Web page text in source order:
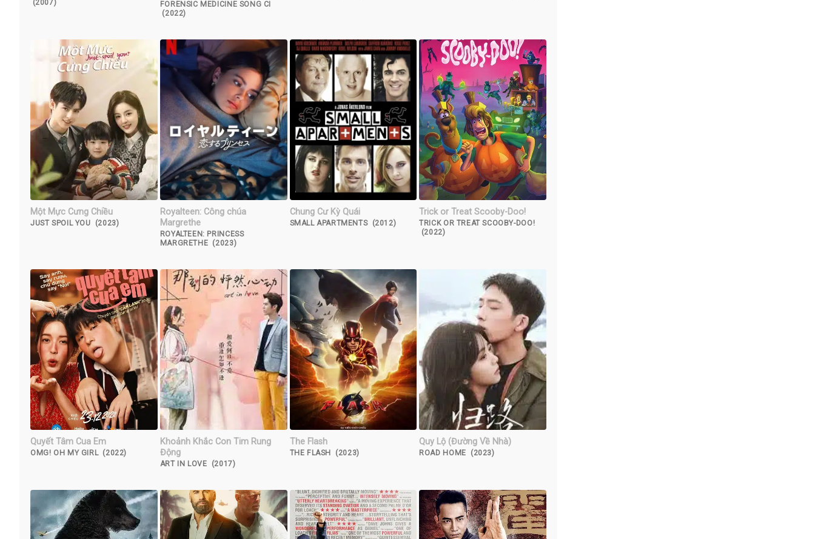
(2007)
FORENSIC MEDICINE SONG CI
(2022)
Một Mực Cưng Chiều
JUST SPOIL YOU (2023)
Royalteen: Công chúa
Margrethe
ROYALTEEN: PRINCESS
MARGRETHE (2023)
Chung Cư Kỳ Quái
SMALL APARTMENTS (2012)
Trick or Treat Scooby-Doo!
TRICK OR TREAT SCOOBY-DOO!
(2022)
Quyết Tâm Cua Em
OMG! OH MY GIRL (2022)
Khoảnh Khắc Con Tim Rung
Động
ART IN LOVE (2017)
The Flash
THE FLASH (2023)
Quy Lộ (Đường Về Nhà)
ROAD HOME (2023)